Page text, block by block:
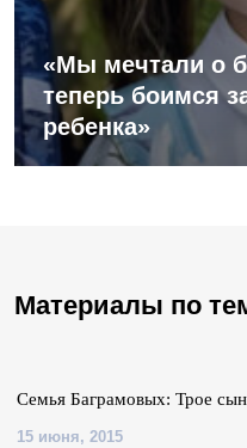
«Мы мечтали о
теперь боимся
ребенка»
Материалы по
Семья Баграмовых: Трое
15 июня, 2015